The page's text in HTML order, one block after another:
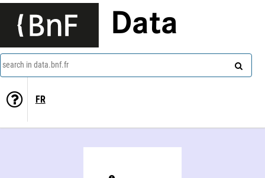
Data
search in data.bnf.fr
FR